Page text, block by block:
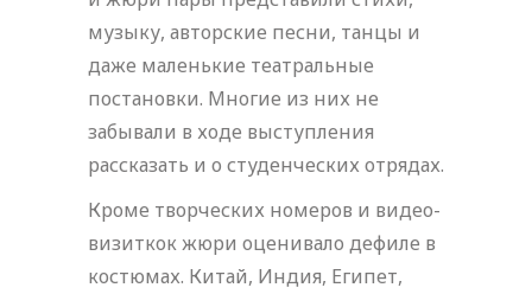
музыку, авторские песни, танцы и
даже маленькие театральные
постановки. Многие из них не
забывали в ходе выступления
рассказать и о студенческих отрядах.
Кроме творческих номеров и видео-
визиткок жюри оценивало дефиле в
костюмах. Китай, Индия, Египет,